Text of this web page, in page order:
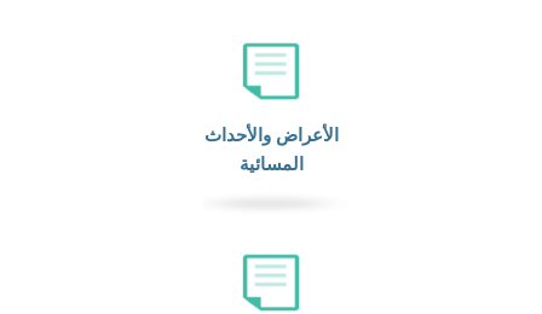
الأعراض والأحداث
المسائية